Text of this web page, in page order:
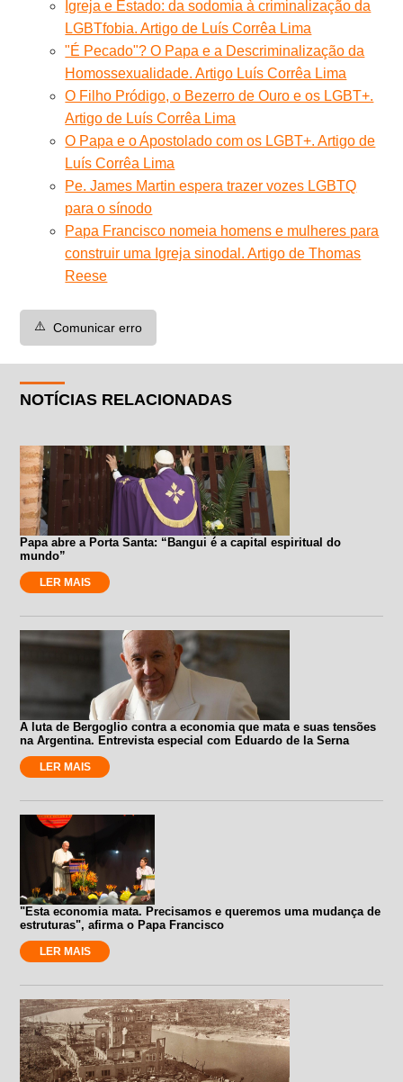
Igreja e Estado: da sodomia à criminalização da
LGBTfobia. Artigo de Luís Corrêa Lima
"É Pecado"? O Papa e a Descriminalização da
Homossexualidade. Artigo Luís Corrêa Lima
O Filho Pródigo, o Bezerro de Ouro e os LGBT+.
Artigo de Luís Corrêa Lima
O Papa e o Apostolado com os LGBT+. Artigo de
Luís Corrêa Lima
Pe. James Martin espera trazer vozes LGBTQ
para o sínodo
Papa Francisco nomeia homens e mulheres para
construir uma Igreja sinodal. Artigo de Thomas
Reese
⚠️ Comunicar erro
NOTÍCIAS RELACIONADAS
Papa abre a Porta Santa: “Bangui é a capital espiritual do
mundo”
LER MAIS
A luta de Bergoglio contra a economia que mata e suas tensões
na Argentina. Entrevista especial com Eduardo de la Serna
LER MAIS
"Esta economia mata. Precisamos e queremos uma mudança de
estruturas", afirma o Papa Francisco
LER MAIS